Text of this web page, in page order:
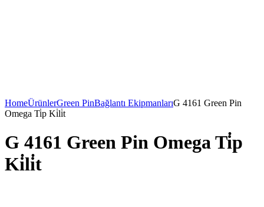
HomeÜrünlerGreen PinBağlantı EkipmanlarıG 4161 Green Pin
Omega Ti̇p Ki̇li̇t
G 4161 Green Pin Omega Ti̇p
Ki̇li̇t